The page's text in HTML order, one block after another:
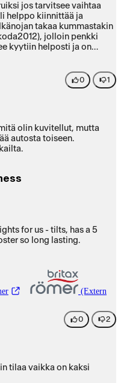
jos tarvitsee vaihtaa
helppo kiinnittää ja
takaa kummastakin
jolloin penkki
kyytiin helposti ja on
0 1
olin kuvitellut, mutta
autosta toiseen.
for us - tilts, has a 5
so long lasting.
(Extern
0 2
tilaa vaikka on kaksi